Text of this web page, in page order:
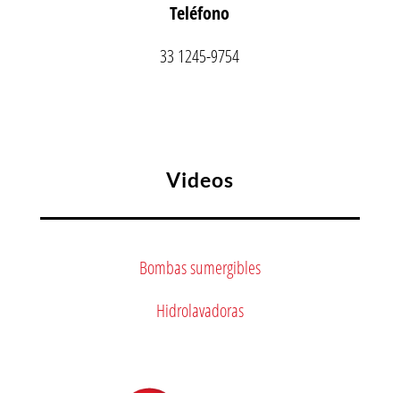
Teléfono
33 1245-9754
Videos
Bombas sumergibles
Hidrolavadoras